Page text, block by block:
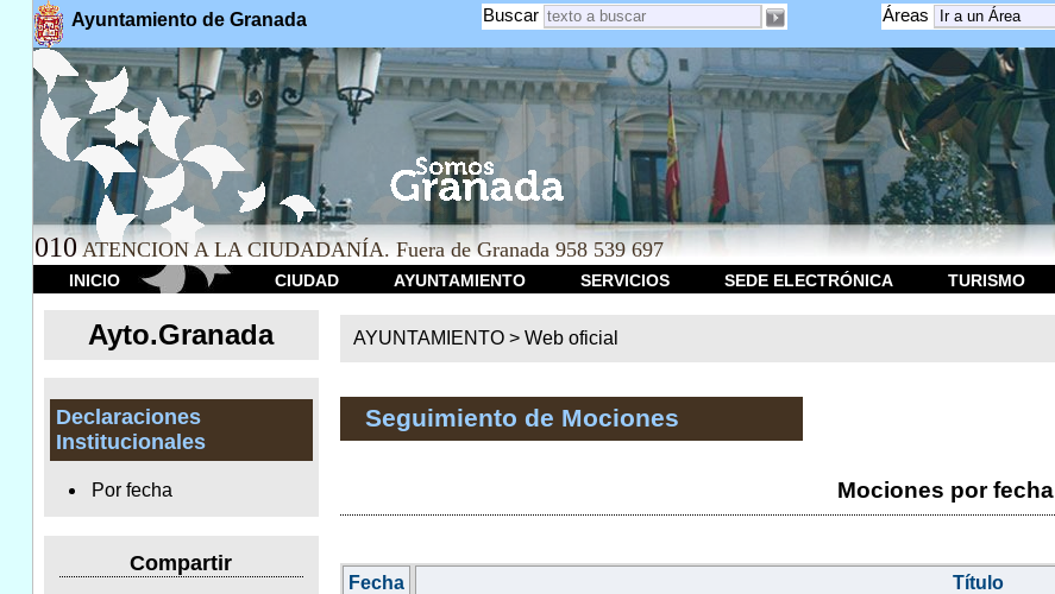
Ayuntamiento de Granada Áreas
Buscar
010 ATENCION A LA CIUDADANÍA. Fuera de Granada 958 539 697
INICIO CIUDAD AYUNTAMIENTO SERVICIOS SEDE ELECTRÓNICA TURISMO
Ayto.Granada
Declaraciones
Institucionales
Por fecha
Compartir
AYUNTAMIENTO > Web oficial
Seguimiento de Mociones
Mociones por fecha
Fecha
Título